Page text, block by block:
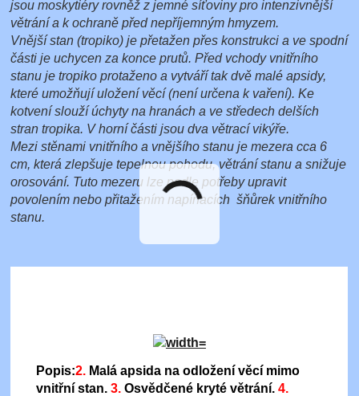
jsou moskytiéry rovněž z jemné síťoviny pro intenzivnější
větrání a k ochraně před nepříjemným hmyzem.
Vnější stan (tropiko) je přetažen přes konstrukci a ve spodní
části je uchycen za konce prutů. Před vchody vnitřního
stanu je tropiko protaženo a vytváří tak dvě malé apsidy,
které umožňují uložení věcí (není určena k vaření). Ke
kotvení slouží úchyty na hranách a ve středech delších
stran tropika. V horní části jsou dva větrací vikýře.
Mezi stěnami vnitřního a vnějšího stanu je mezera cca 6
cm, která zlepšuje tepelnou pohodu, větrání stanu a snižuje
orosování. Tuto mezeru lze podle potřeby upravit
povolením nebo přitažením napínacích šňůrek vnitřního
stanu.
Popis:2. Malá apsida na odložení věcí mimo
vnitřní stan. 3. Osvědčené kryté větrání. 4.